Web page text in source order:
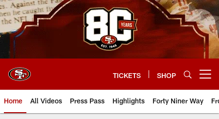
Skip
to
main
content
TICKETS SHOP
Home All Videos Press Pass Highlights Forty Niner Way